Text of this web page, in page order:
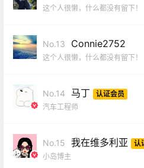
这个人很懒，什么都没有留下！
No.13 Connie2752
这个人很懒，什么都没有留下！
No.14 马丁
认证会员
汽车工程师
No.15 我在维多利亚
认
小岛博主